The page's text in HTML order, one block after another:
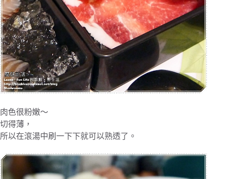
肉色很粉嫩～
切得薄，
所以在滾湯中刷一下下就可以熟透了。